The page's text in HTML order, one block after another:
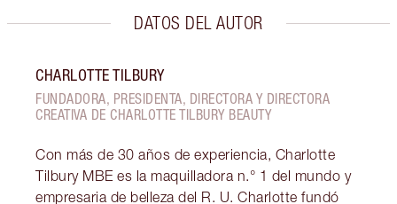
DATOS DEL AUTOR
CHARLOTTE TILBURY
FUNDADORA, PRESIDENTA, DIRECTORA Y DIRECTORA
CREATIVA DE CHARLOTTE TILBURY BEAUTY
Con más de 30 años de experiencia, Charlotte
Tilbury MBE es la maquilladora n.° 1 del mundo y
empresaria de belleza del R. U. Charlotte fundó